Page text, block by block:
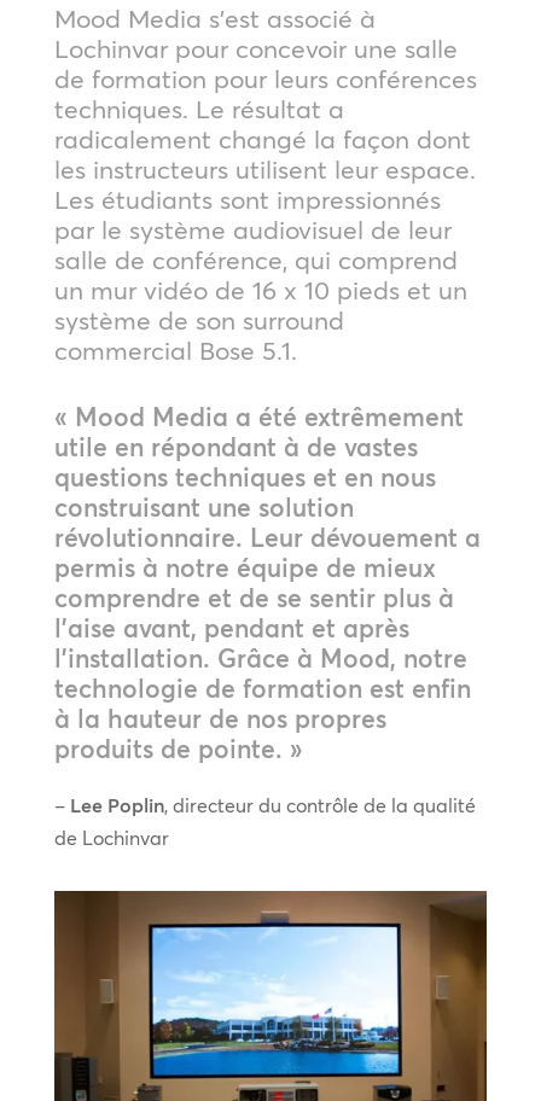
Mood Media s’est associé à
Lochinvar pour concevoir une salle
de formation pour leurs conférences
techniques. Le résultat a
radicalement changé la façon dont
les instructeurs utilisent leur espace.
Les étudiants sont impressionnés
par le système audiovisuel de leur
salle de conférence, qui comprend
un mur vidéo de 16 x 10 pieds et un
système de son surround
commercial Bose 5.1.
« Mood Media a été extrêmement
utile en répondant à de vastes
questions techniques et en nous
construisant une solution
révolutionnaire. Leur dévouement a
permis à notre équipe de mieux
comprendre et de se sentir plus à
l’aise avant, pendant et après
l’installation. Grâce à Mood, notre
technologie de formation est enfin
à la hauteur de nos propres
produits de pointe. »
– Lee Poplin, directeur du contrôle de la qualité
de Lochinvar